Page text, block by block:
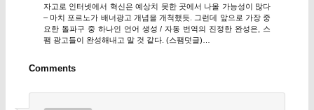
자고로 인터넷에서 혁신은 예상치 못한 곳에서 나올 가능성이 많다
– 마치 포르노가 배너광고 개념을 개척했듯. 그런데 앞으로 가장 중
요한 돌파구 중 하나인 언어 생성 / 자동 번역의 진정한 완성은, 스
팸 광고들이 완성해내고 말 것 같다. (스팸덧글)…
Comments